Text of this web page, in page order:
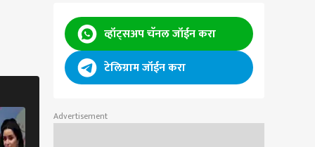
व्हॉट्सअप चॅनल जॉईन करा
टेलिग्राम जॉईन करा
Advertisement